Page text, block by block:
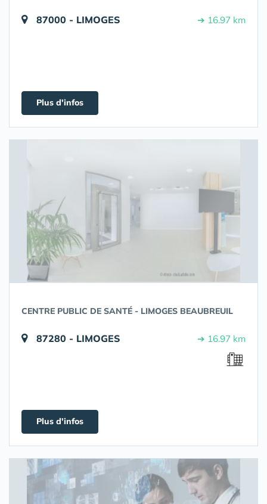
87000 - LIMOGES ➔ 16.97 km
Plus d'infos
CENTRE PUBLIC DE SANTÉ - LIMOGES BEAUBREUIL
87280 - LIMOGES ➔ 16.97 km
Plus d'infos